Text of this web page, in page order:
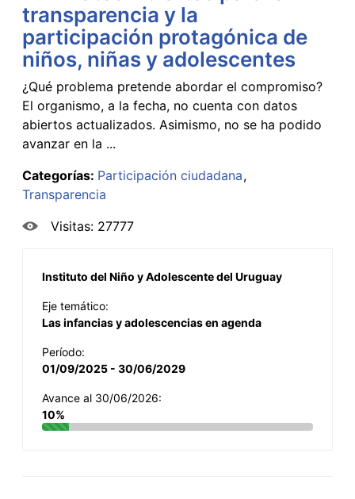
transparencia y la
participación protagónica de
niños, niñas y adolescentes
¿Qué problema pretende abordar el compromiso?
El organismo, a la fecha, no cuenta con datos
abiertos actualizados. Asimismo, no se ha podido
avanzar en la ...
Categorías: Participación ciudadana
Transparencia
Visitas: 27777
Instituto del Niño y Adolescente del Uruguay
Eje temático:
Las infancias y adolescencias en agenda
Período:
01/09/2025 - 30/06/2029
Avance al 30/06/2026:
10%